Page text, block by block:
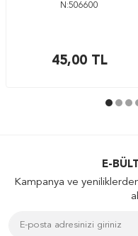
N:506600
45,00TL
E-
Kampanya ve